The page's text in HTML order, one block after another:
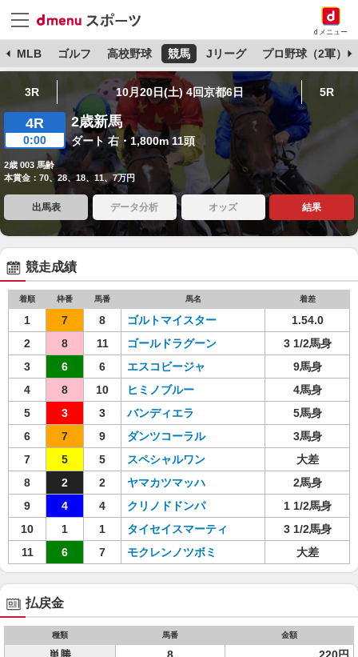
dメニュー
MLB ゴルフ 高校野球 競馬 Jリーグ プロ野球（2軍）
3R 10月20日(土) 4回京都6日 5R
4R
0:00
2歳新馬
ダート 右・1,800m 11頭
2歳 003 馬齢
本賞金：70、28、18、11、7万円
出馬表 データ分析 オッズ 結果
競走成績
着順 枠番 馬番 馬名 着差
1 7 8 ゴルトマイスター
1.54.0
2
8 11 ゴールドラグーン
3 1/2馬身
3
6 6 エスコビージャ
9馬身
4
8 10 ヒミノブルー
4馬身
5
3 3 バンディエラ
5馬身
6
7 9 ダンツコーラル
3馬身
7
5 5 スペシャルワン
大差
8
2 2 ヤマカツマッハ
2馬身
9
4 4 クリノドドンパ
1 1/2馬身
10
1 1 タイセイスマーティ
3 1/2馬身
11
6 7 モクレンノツボミ 大差
払戻金
種類 馬番 金額